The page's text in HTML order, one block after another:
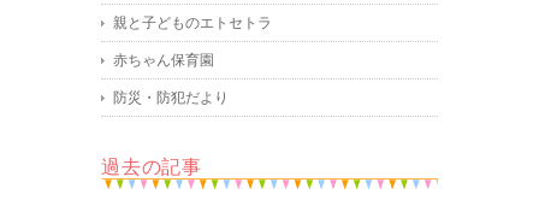
親と子どものエトセトラ
赤ちゃん保育園
防災・防犯だより
過去の記事